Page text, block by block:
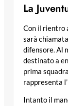
La
Con il rientro
sarà
difensore. Al
destinato a
prima
rappresenta
Intanto il